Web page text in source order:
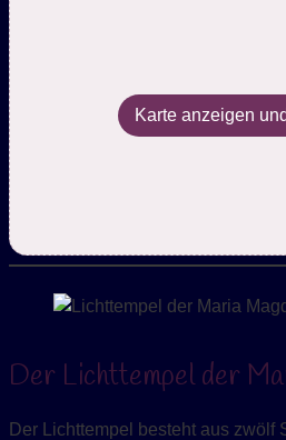
Karte anzeigen
Der Lichttempel der
Der Lichttempel besteht aus zwölf